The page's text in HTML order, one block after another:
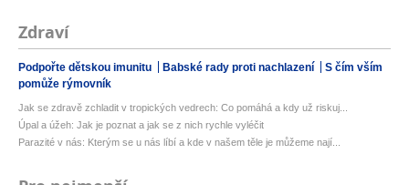
Zdraví
Podpořte dětskou imunitu Babské rady proti nachlazení
S čím vším
pomůže rýmovník
Jak se zdravě zchladit v tropických vedrech: Co pomáhá a kdy už riskuj...
Úpal a úžeh: Jak je poznat a jak se z nich rychle vyléčit
Parazité v nás: Kterým se u nás líbí a kde v našem těle je můžeme nají...